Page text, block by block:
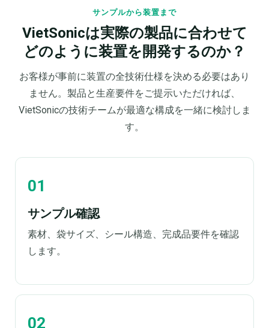
サンプルから装置まで
VietSonicは実際の製品に合わせて
どのように装置を開発するのか？
お客様が事前に装置の全技術仕様を決める必要はあり
ません。製品と生産要件をご提示いただければ、
VietSonicの技術チームが最適な構成を一緒に検討しま
す。
サンプル確認
素材、袋サイズ、シール構造、完成品要件を確認
します。